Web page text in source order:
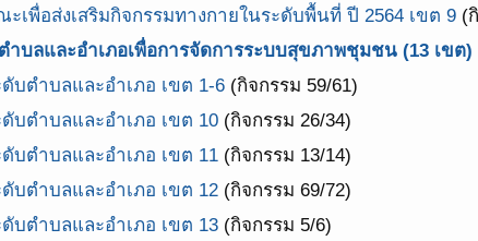
เพื่อส่งเสริมกิจกรรมทางกายในระดับพื้นที่ ปี 2564 เขต 9 (
บลและอำเภอเพื่อการจัดการระบบสุขภาพชุมชน (13 เขต)
บตำบลและอำเภอ เขต 1-6 (กิจกรรม 59/61)
บตำบลและอำเภอ เขต 10 (กิจกรรม 26/34)
บตำบลและอำเภอ เขต 11 (กิจกรรม 13/14)
บตำบลและอำเภอ เขต 12 (กิจกรรม 69/72)
บตำบลและอำเภอ เขต 13 (กิจกรรม 5/6)